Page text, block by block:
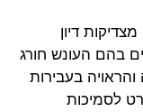
דיון
בהם העונש חורג
והראויה בעבירות
לסמיכות